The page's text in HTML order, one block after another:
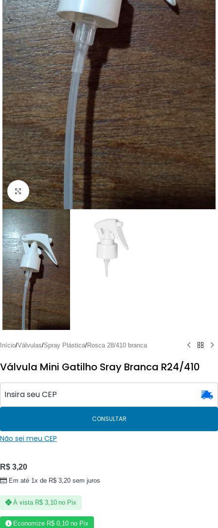
Clique para ampliar
Início/Válvulas/Spray Plástica/Rosca 28/410 branca
Válvula Mini Gatilho Sray Branca R24/410
CONSULTAR
Não sei meu CEP
R$ 3,20
Em até 1x de R$ 3,20 sem juros
À vista R$3,10 no Pix
Economize R$ 0,10 no Pix